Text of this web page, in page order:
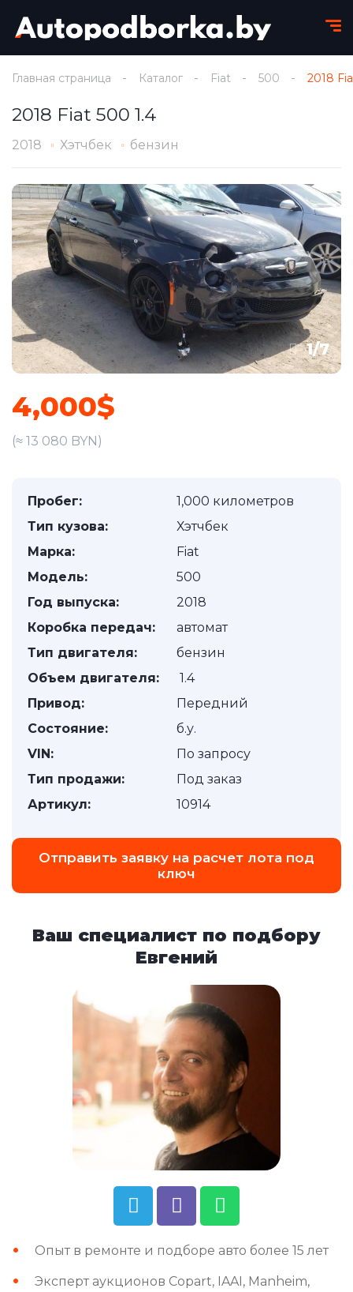
Главная страница Каталог Fiat 500 2018
2018 Fiat 500 1.4
2018 Хэтчбек бензин
1/7
4,000$
(≈ 13 080 BYN)
Пробег:
1,000 километров
Тип кузова:
Хэтчбек
Марка:
Fiat
Модель:
500
Год выпуска:
2018
Коробка передач:
автомат
Тип двигателя:
бензин
Объем двигателя:
1.4
Привод:
Передний
Состояние:
б.у.
VIN:
По запросу
Тип продажи:
Под заказ
Артикул:
10914
Отправить заявку на расчет лота под
ключ
Ваш специалист по подбору
Евгений
Опыт в ремонте и подборе авто более 15 лет
Эксперт аукционов Copart, IAAI, Manheim,